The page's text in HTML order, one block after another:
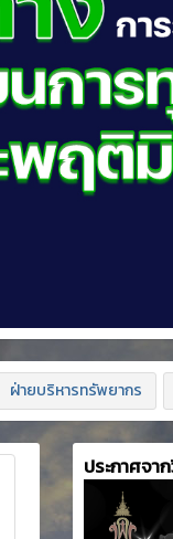
ฝ่ายบริหารทรัพยากร
ประกาศจา